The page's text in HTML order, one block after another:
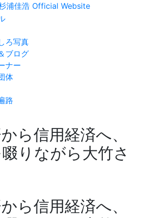
浦佳浩 Official Website
ろ写真
ブログ
ナー
体
路
ら信用経済へ、
りながら大竹さ
ら信用経済へ、